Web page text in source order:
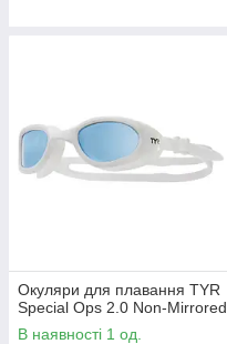
Окуляри для плавання TYR
Special Ops 2.0 Non-Mirrored
В наявності 1 од.